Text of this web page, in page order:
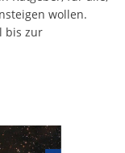
wollen.
bis zur